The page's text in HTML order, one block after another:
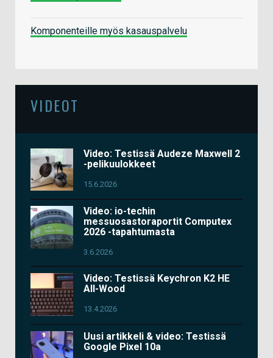
Komponenteille myös kasauspalvelu
VIDEOT
Video: Testissä Audeze Maxwell 2
-pelikuulokkeet
15.6.2026
Video: io-techin
messuosastoraportit Computex
2026 -tapahtumasta
3.6.2026
Video: Testissä Keychron K2 HE
All-Wood
13.4.2026
Uusi artikkeli & video: Testissä
Google Pixel 10a